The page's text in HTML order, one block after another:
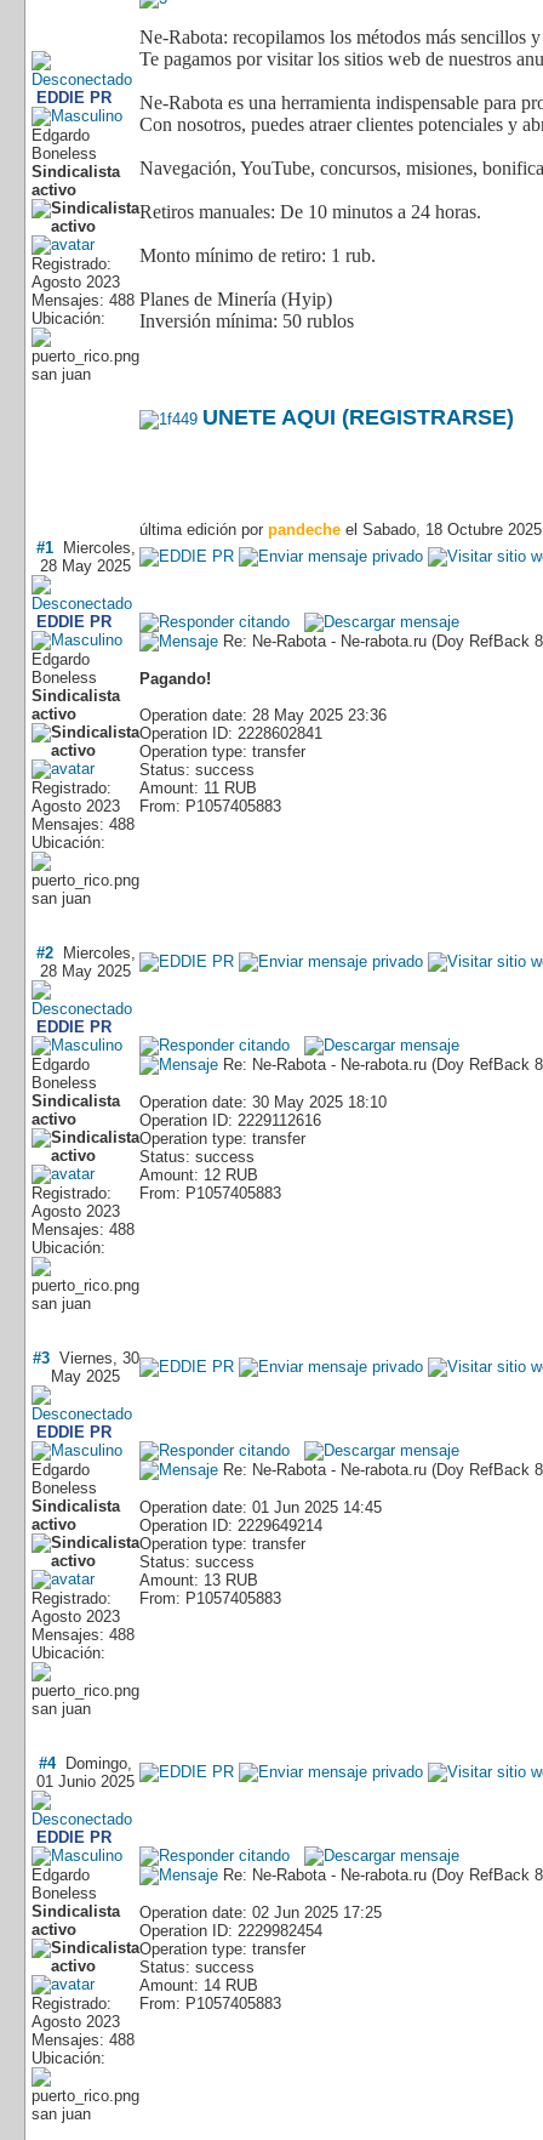
EDDIE PR
Edgardo
Boneless
Sindicalista
activo
Registrado:
Agosto 2023
Mensajes: 488
Ubicación:
san juan
Ne-Rabota: recopilamos los métodos más sencillos
Te pagamos por visitar los sitios web de nuestros
Ne-Rabota es una herramienta indispensable para
Con nosotros, puedes atraer clientes potenciales y
Navegación, YouTube, concursos, misiones,
Retiros manuales: De 10 minutos a 24 horas.
Monto mínimo de retiro: 1 rub.
Planes de Minería (Hyip)
Inversión mínima: 50 rublos
UNETE AQUI (REGISTRARSE)
última edición por pandeche el Sabado, 18 Octubre
#1Miercoles,
28 May 2025
EDDIE PR
Edgardo
Boneless
Sindicalista
activo
Registrado:
Agosto 2023
Mensajes: 488
Ubicación:
san juan
Re: Ne-Rabota - Ne-rabota.ru (Doy RefBack
Pagando!
Operation date: 28 May 2025 23:36
Operation ID: 2228602841
Operation type: transfer
Status: success
Amount: 11 RUB
From: P1057405883
#2Miercoles,
28 May 2025
EDDIE PR
Edgardo
Boneless
Sindicalista
activo
Registrado:
Agosto 2023
Mensajes: 488
Ubicación:
san juan
Re: Ne-Rabota - Ne-rabota.ru (Doy RefBack
Operation date: 30 May 2025 18:10
Operation ID: 2229112616
Operation type: transfer
Status: success
Amount: 12 RUB
From: P1057405883
#3Viernes, 30
May 2025
EDDIE PR
Edgardo
Boneless
Sindicalista
activo
Registrado:
Agosto 2023
Mensajes: 488
Ubicación:
san juan
Re: Ne-Rabota - Ne-rabota.ru (Doy RefBack
Operation date: 01 Jun 2025 14:45
Operation ID: 2229649214
Operation type: transfer
Status: success
Amount: 13 RUB
From: P1057405883
#4Domingo,
01 Junio 2025
EDDIE PR
Edgardo
Boneless
Sindicalista
activo
Registrado:
Agosto 2023
Mensajes: 488
Ubicación:
san juan
Re: Ne-Rabota - Ne-rabota.ru (Doy RefBack
Operation date: 02 Jun 2025 17:25
Operation ID: 2229982454
Operation type: transfer
Status: success
Amount: 14 RUB
From: P1057405883